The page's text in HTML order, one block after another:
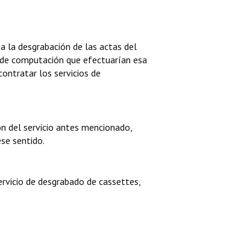
desgrabación de las actas del
computación que efectuarían esa
los servicios de
del servicio antes mencionado,
sentido.
de desgrabado de cassettes,